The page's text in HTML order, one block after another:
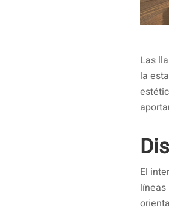
Las
la
El